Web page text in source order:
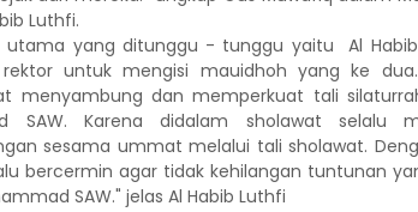
Luthfi.
utama yang ditunggu - tunggu yaitu
Al
rektoruntuk mengisi mauidhoh yang ke dua.
menyambung dan memperkuat tali
SAW. Karena didalam sholawat selalu
sesama ummat melalui tali sholawat.
bercermin agar tidak kehilangan tuntunan
SAW." jelas Al Habib Luthfi